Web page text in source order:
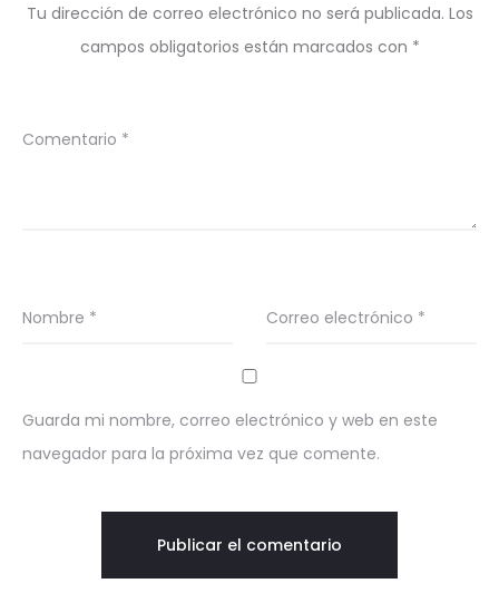
Tu dirección de correo electrónico no será publicada. Los
campos obligatorios están marcados con *
Comentario *
Nombre * Correo electrónico *
Guarda mi nombre, correo electrónico y web en este
navegador para la próxima vez que comente.